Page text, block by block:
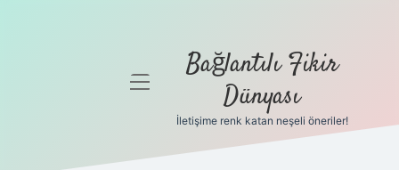
menüyü
Bağlantılı Fikir
Dünyası
İletişime renk katan neşeli öneriler!